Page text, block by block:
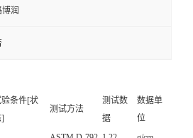
博润
验条件[状
测试方法
测试数
据
数据单
位